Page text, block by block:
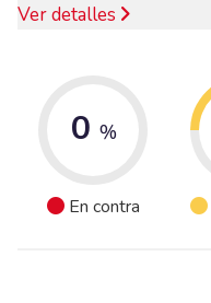
Ver detalles
0 %
En contra